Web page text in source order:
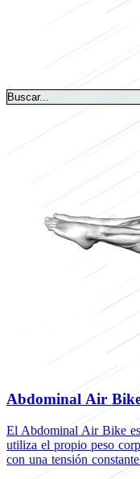
Abdominal Air
El Abdominal Air Bike
utiliza el propio peso
con una tensión